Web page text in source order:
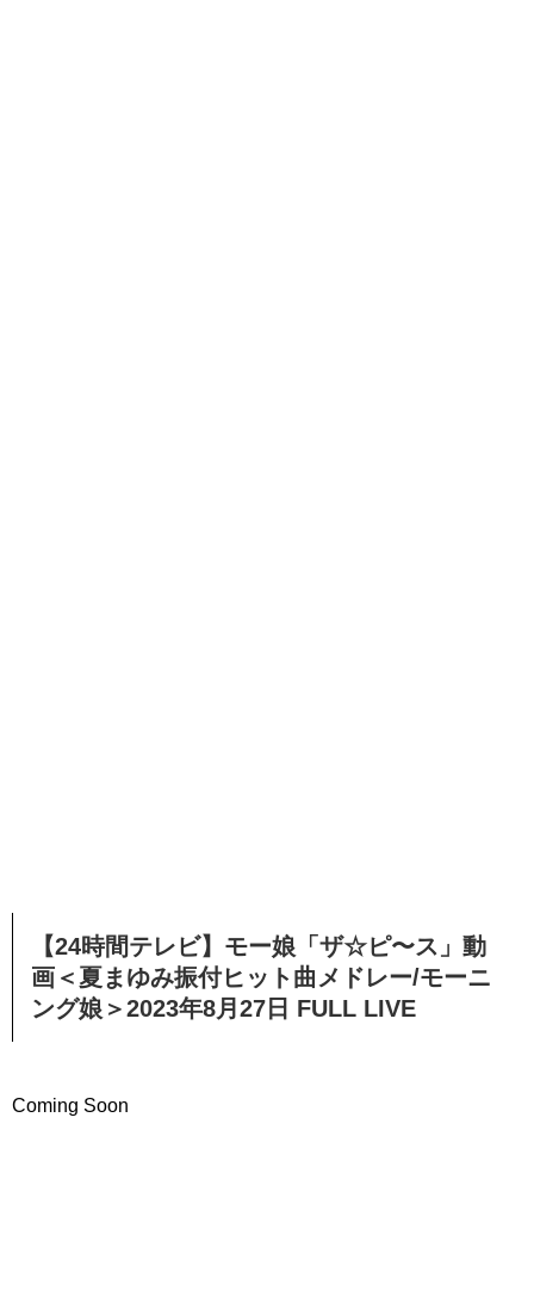
【24時間テレビ】モー娘「ザ☆ピ〜ス」動
画＜夏まゆみ振付ヒット曲メドレー/モーニ
ング娘＞2023年8月27日 FULL LIVE
Coming Soon